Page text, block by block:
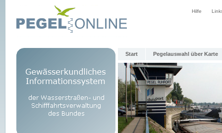
Hilfe
Start Pegelauswahl über Karte